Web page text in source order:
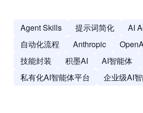
Agent Skills 提示词简化
AI
自动化流程
Anthropic
技能封装
积墨AI AI智能体
私有化AI智能体平台
企业级AI